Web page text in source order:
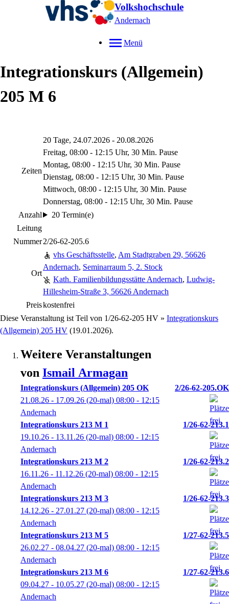
Volkshochschule
Andernach
Menü
Integrationskurs (Allgemein)
205 M 6
Zeiten
20 Tage, 24.07.2026 - 20.08.2026
Freitag, 08:00 - 12:15 Uhr, 30 Min. Pause
Montag, 08:00 - 12:15 Uhr, 30 Min. Pause
Dienstag, 08:00 - 12:15 Uhr, 30 Min. Pause
Mittwoch, 08:00 - 12:15 Uhr, 30 Min. Pause
Donnerstag, 08:00 - 12:15 Uhr, 30 Min. Pause
Anzahl
20 Termin(e)
Leitung
Nummer2/26-62-205.6
Ort
vhs Geschäftsstelle, Am Stadtgraben 29, 56626
Andernach, Seminarraum 5, 2. Stock
Kath. Familienbildungsstätte Andernach, Ludwig-
Hillesheim-Straße 3, 56626 Andernach
Preiskostenfrei
Diese Veranstaltung ist Teil von 1/26-62-205 HV » Integrationskurs
(Allgemein) 205 HV (19.01.2026).
Weitere Veranstaltungen
von Ismail Armagan
Integrationskurs (Allgemein) 205 OK
2/26-62-205.OK
21.08.26 - 17.09.26 (20-mal) 08:00 - 12:15
Andernach
Integrationskurs 213 M 1
1/26-62-213.1
19.10.26 - 13.11.26 (20-mal) 08:00 - 12:15
Andernach
Integrationskurs 213 M 2
1/26-62-213.2
16.11.26 - 11.12.26 (20-mal) 08:00 - 12:15
Andernach
Integrationskurs 213 M 3
1/26-62-213.3
14.12.26 - 27.01.27 (20-mal) 08:00 - 12:15
Andernach
Integrationskurs 213 M 5
1/27-62-213.5
26.02.27 - 08.04.27 (20-mal) 08:00 - 12:15
Andernach
Integrationskurs 213 M 6
1/27-62-213.6
09.04.27 - 10.05.27 (20-mal) 08:00 - 12:15
Andernach